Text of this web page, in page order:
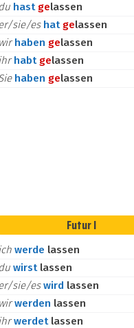
hast gelassen
sie/es hat gelassen
wirhaben gelassen
habt gelassen
haben gelassen
Futur I
werde lassen
wirst lassen
sie/eswird lassen
wirwerden lassen
werdet lassen